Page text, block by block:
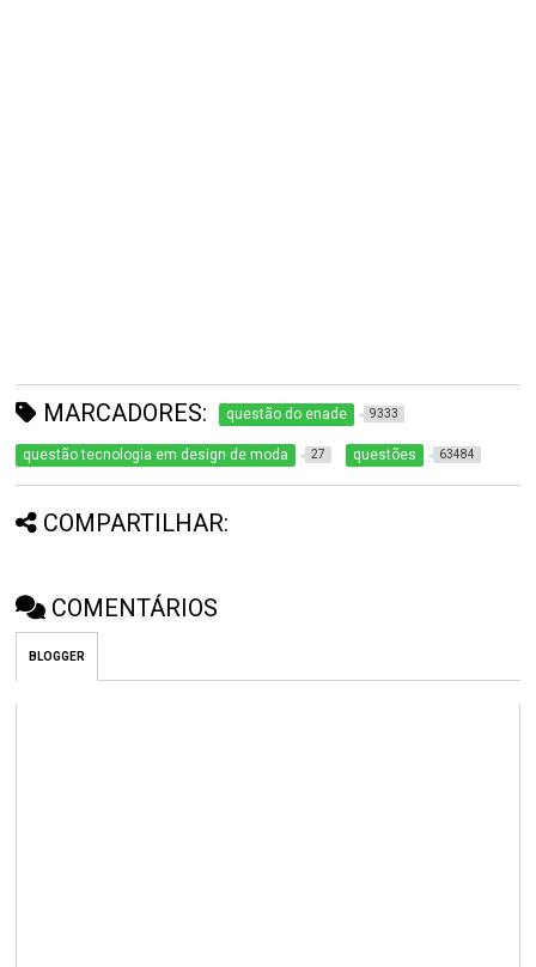
MARCADORES: questão do enade 9333
questão tecnologia em design de moda 27 questões 63484
COMPARTILHAR:
COMENTÁRIOS
BLOGGER